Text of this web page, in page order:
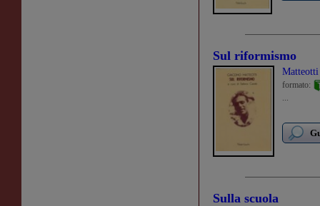
Sul riformismo
formato:
...
Sulla scuola